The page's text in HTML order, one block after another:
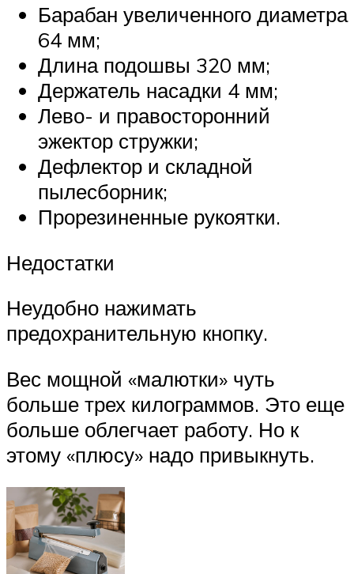
Барабан увеличенного диаметра
64 мм;
Длина подошвы 320 мм;
Держатель насадки 4 мм;
Лево- и правосторонний
эжектор стружки;
Дефлектор и складной
пылесборник;
Прорезиненные рукоятки.
Недостатки
Неудобно нажимать
предохранительную кнопку.
Вес мощной «малютки» чуть
больше трех килограммов. Это еще
больше облегчает работу. Но к
этому «плюсу» надо привыкнуть.